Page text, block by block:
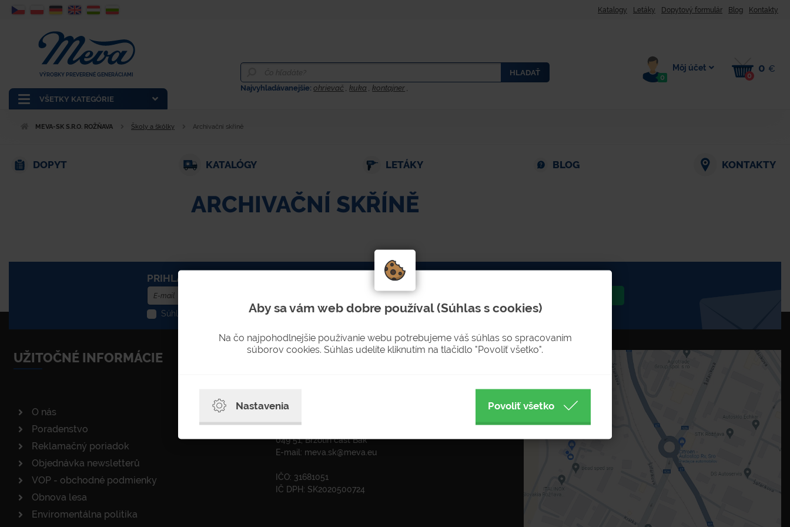
Katalogy Letáky Dopytový formulár Blog Kontakty
VŠETKY KATEGÓRIE
VÝROBKY PREVERENÉ GENERÁCIAMI
HLADAŤ
Najvyhladávanejšie:ohrievač ,kuka ,kontajner ,
0
Môj účet
0
0 €
MEVA-SK S.R.O. ROŽŇAVA Školy a škôlky Archivační skříně
DOPYT KATALÓGY LETÁKY BLOG KONTAKTY
ARCHIVAČNÍ SKŘÍNĚ
PRIHLÁSENIE DO NEWSLETTERU Nenechajte si újsť novinky
Súhlasím so spracovaním osobných údajov pre zasielanie newsletterov
UŽITOČNÉ INFORMÁCIE
O nás
Poradenstvo
Reklamačný poriadok
Objednávka newsletterů
VOP - obchodné podmienky
Obnova lesa
Enviromentálna politika
ADRESA
Krátka 574
049 51, Brzotín časť Bak
E-mail: meva.sk@meva.eu
IČO: 31681051
IČ DPH: SK2020500724
Aby sa vám web dobre používal (Súhlas s cookies)
Na čo najpohodlnejšie používanie webu potrebujeme váš súhlas so spracovaním
súborov cookies. Súhlas udelíte kliknutím na tlačidlo "Povoliť všetko".
Nastavenia Povoliť všetko